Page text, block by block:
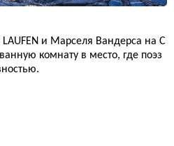
и Марселя Вандерса на C
комнату в место, где поэз